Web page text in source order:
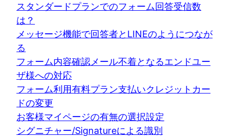
スタンダードプランでのフォーム回答受信数
は？
メッセージ機能で回答者とLINEのようにつなが
る
フォーム内容確認メール不着となるエンドユー
ザ様への対応
フォーム利用有料プラン支払いクレジットカー
ドの変更
お客様マイページの有無の選択設定
シグニチャー/Signatureによる識別